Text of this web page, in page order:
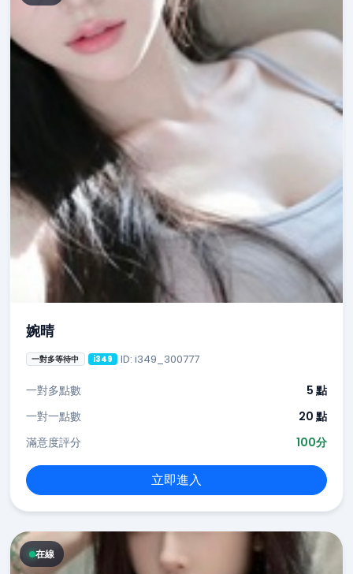
婉晴
一對多等待中 i349 ID: i349_300777
一對多點數
5 點
一對一點數
20 點
滿意度評分
100分
立即進入
在線